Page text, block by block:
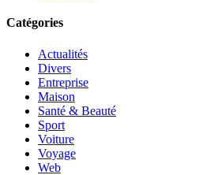
Catégories
Actualités
Divers
Entreprise
Maison
Santé & Beauté
Sport
Voiture
Voyage
Web